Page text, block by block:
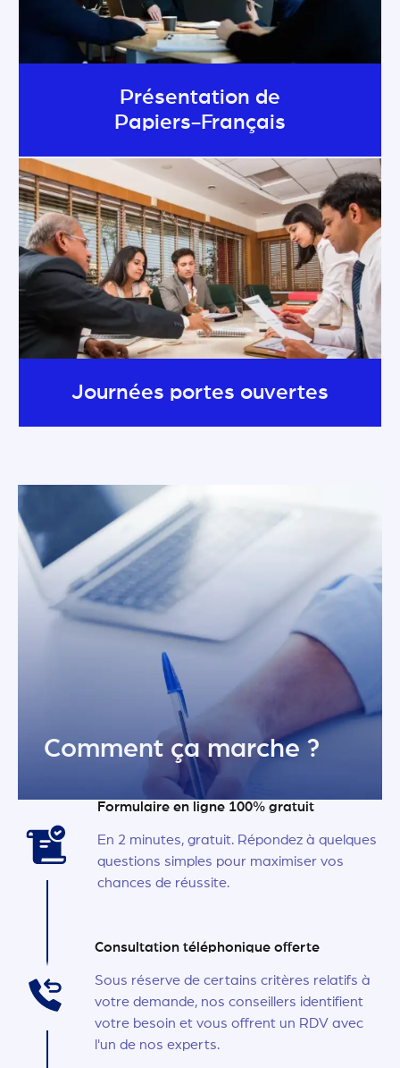
Présentation de
Papiers-Français
Journées portes ouvertes
Comment ça marche ?
Formulaire en ligne 100% gratuit
En 2 minutes, gratuit. Répondez à quelques
questions simples pour maximiser vos
chances de réussite.
Consultation téléphonique offerte
Sous réserve de certains critères relatifs à
votre demande, nos conseillers identifient
votre besoin et vous offrent un RDV avec
l'un de nos experts.